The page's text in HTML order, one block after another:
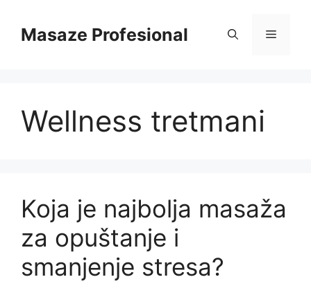
contentMasaze Profesional Menu
Wellness tretmani
Koja je najbolja masaža
za opuštanje i
smanjenje stresa?